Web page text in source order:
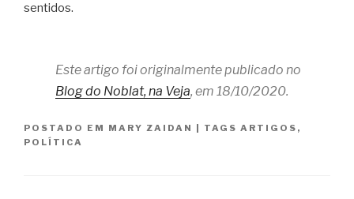
sentidos.
Este artigo foi originalmente publicado no
Blog do Noblat, na Veja, em 18/10/2020.
POSTADO EM MARY ZAIDAN | TAGS ARTIGOS ,
POLÍTICA